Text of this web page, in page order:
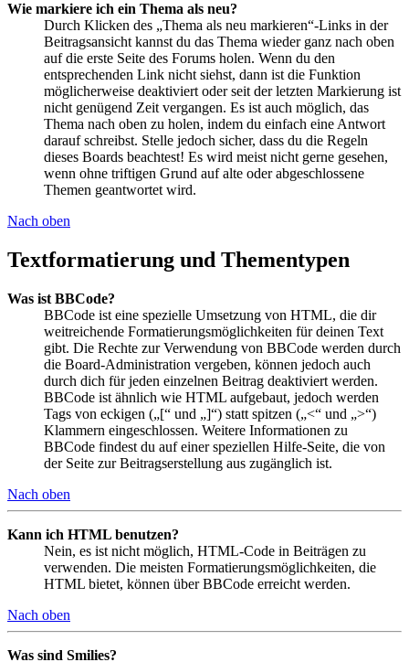
Wie markiere ich ein Thema als neu?
Durch Klicken des „Thema als neu markieren“-Links in der
Beitragsansicht kannst du das Thema wieder ganz nach oben
auf die erste Seite des Forums holen. Wenn du den
entsprechenden Link nicht siehst, dann ist die Funktion
möglicherweise deaktiviert oder seit der letzten Markierung ist
nicht genügend Zeit vergangen. Es ist auch möglich, das
Thema nach oben zu holen, indem du einfach eine Antwort
darauf schreibst. Stelle jedoch sicher, dass du die Regeln
dieses Boards beachtest! Es wird meist nicht gerne gesehen,
wenn ohne triftigen Grund auf alte oder abgeschlossene
Themen geantwortet wird.
Nach oben
Textformatierung und Thementypen
Was ist BBCode?
BBCode ist eine spezielle Umsetzung von HTML, die dir
weitreichende Formatierungsmöglichkeiten für deinen Text
gibt. Die Rechte zur Verwendung von BBCode werden durch
die Board-Administration vergeben, können jedoch auch
durch dich für jeden einzelnen Beitrag deaktiviert werden.
BBCode ist ähnlich wie HTML aufgebaut, jedoch werden
Tags von eckigen („[“ und „]“) statt spitzen („<“ und „>“)
Klammern eingeschlossen. Weitere Informationen zu
BBCode findest du auf einer speziellen Hilfe-Seite, die von
der Seite zur Beitragserstellung aus zugänglich ist.
Nach oben
Kann ich HTML benutzen?
Nein, es ist nicht möglich, HTML-Code in Beiträgen zu
verwenden. Die meisten Formatierungsmöglichkeiten, die
HTML bietet, können über BBCode erreicht werden.
Nach oben
Was sind Smilies?